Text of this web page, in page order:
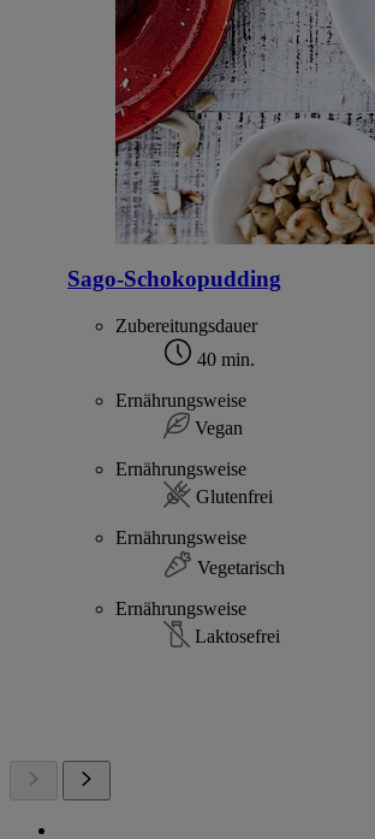
Sago-Schokopudding
Zubereitungsdauer
40 min.
Ernährungsweise
Vegan
Ernährungsweise
Glutenfrei
Ernährungsweise
Vegetarisch
Ernährungsweise
Laktosefrei